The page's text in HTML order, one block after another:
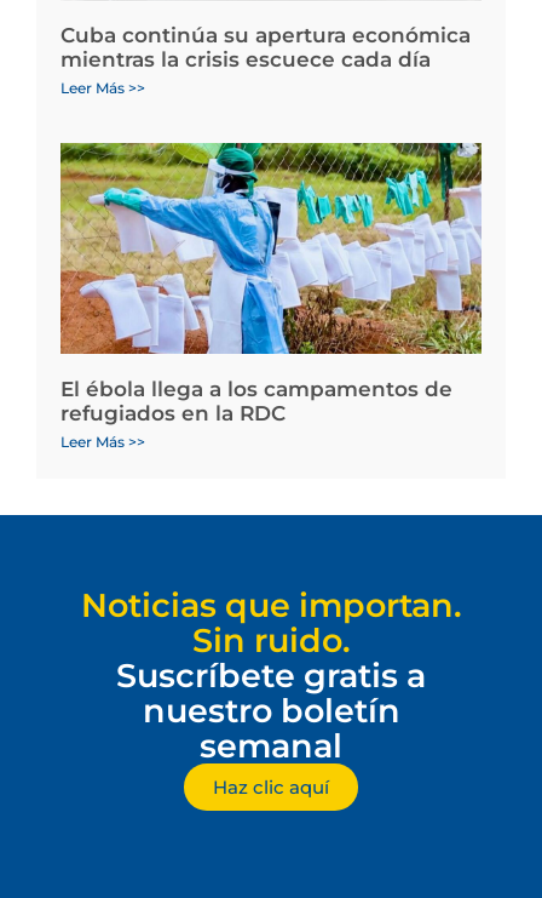
Cuba continúa su apertura económica
mientras la crisis escuece cada día
Leer Más >>
El ébola llega a los campamentos de
refugiados en la RDC
Leer Más >>
Noticias que importan.
Sin ruido.
Suscríbete gratis a
nuestro boletín
semanal
Haz clic aquí